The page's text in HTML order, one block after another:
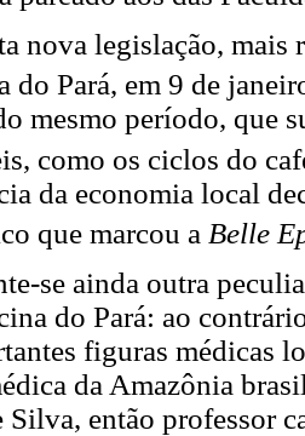
nova legislação, mais
do Pará, em 9 de
mesmo período, que
como os ciclos do
da economia local
que marcou a Belle
se ainda outra
do Pará: ao
figuras médicas
da Amazônia
Silva, então professor